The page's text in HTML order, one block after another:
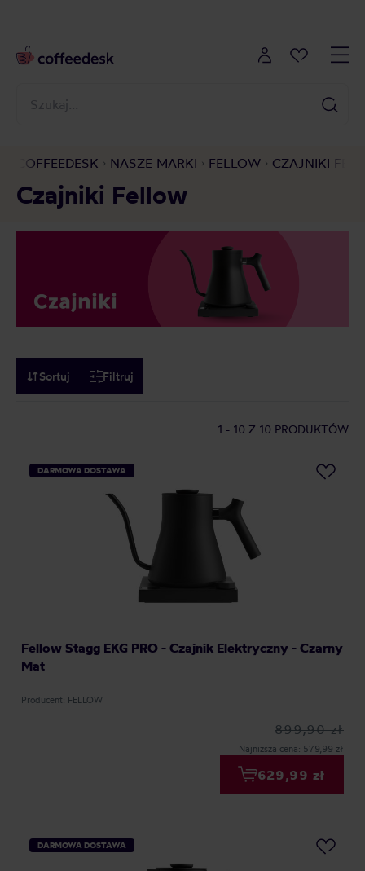
COFFEEDESK NASZE MARKI FELLOW CZAJNIKI
Czajniki Fellow
Sortuj Filtruj
1 - 10 Z 10 PRODUKTÓW
DARMOWA DOSTAWA
Fellow Stagg EKG PRO - Czajnik Elektryczny - Czarny
Mat
Producent: FELLOW
899,90 zł
Najniższa cena: 579,99 zł
629,99 zł
DARMOWA DOSTAWA